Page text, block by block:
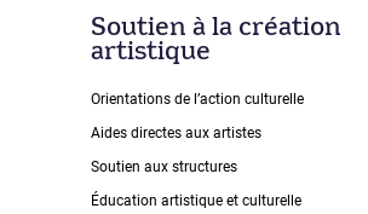
Soutien à la création
artistique
Orientations de lʼaction culturelle
Aides directes aux artistes
Soutien aux structures
Éducation artistique et culturelle